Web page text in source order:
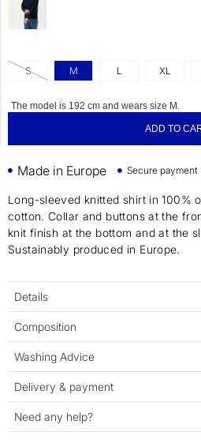
S M L XL
The model is 192 cm and wears size M.
ADD TO
Made in Europe Secure payment
Long-sleeved knitted shirt in 100%
cotton. Collar and buttons at the
knit finish at the bottom and at the
Sustainably produced in Europe.
Details
Composition
Washing Advice
Delivery & payment
Need any help?